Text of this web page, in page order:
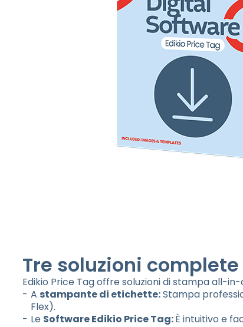
Tre soluzioni
Edikio Price Tag offre soluzioni di stampa all-
A stampante di etichette:Stampa
Flex).
Le Software Edikio Price Tag:È intuitivo e